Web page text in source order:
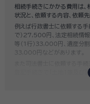
相続手続きにかかる費用は
状況と、依頼する内容、依頼
例えば行政書士に依頼する手
で）27,500円、法定相続情
等（1行）33,000円、遺産分
33,000円などがあります。
登記手続きで「土地1筆及び